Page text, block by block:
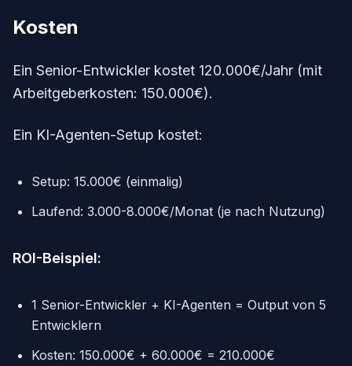
Kosten
Ein Senior-Entwickler kostet 120.000€/Jahr (mit
Arbeitgeberkosten: 150.000€).
Ein KI-Agenten-Setup kostet:
Setup: 15.000€ (einmalig)
Laufend: 3.000-8.000€/Monat (je nach Nutzung)
ROI-Beispiel:
1 Senior-Entwickler + KI-Agenten = Output von 5
Entwicklern
Kosten: 150.000€ + 60.000€ = 210.000€